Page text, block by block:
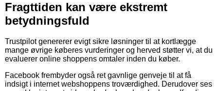
Fragttiden kan være ekstremt
betydningsfuld
Trustpilot genererer evigt sikre løsninger til at kortlægge
mange øvrige køberes vurderinger og herved støtter vi, at du
evaluerer online shoppens omtaler inden du køber.
Facebook frembyder også ret gavnlige genveje til at få
indsigt i internet webshoppens troværdighed. Derudover ses